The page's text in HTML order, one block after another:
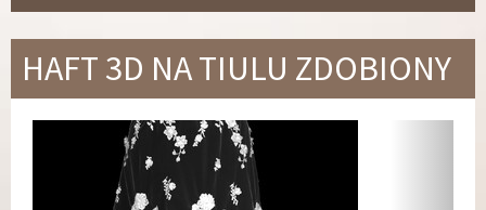
HAFT 3D NA TIULU ZDOBIONY
Wstecz